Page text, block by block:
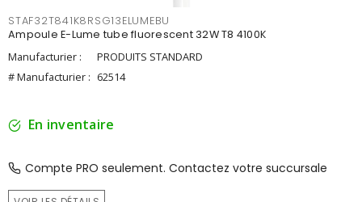
STAF32T841K8RSG13ELUMEBU
Ampoule E-Lume tube fluorescent 32W T8 4100K
Manufacturier :
PRODUITS STANDARD
# Manufacturier : 62514
En inventaire
Compte PRO seulement. Contactez votre succursale